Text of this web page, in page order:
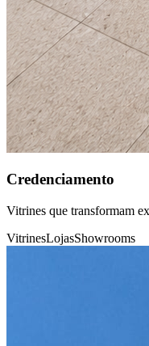
Credenciamento
Vitrines que transformam
VitrinesLojasShowrooms